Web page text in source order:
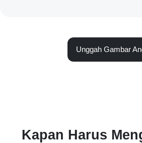
Unggah Gambar
Kapan Harus